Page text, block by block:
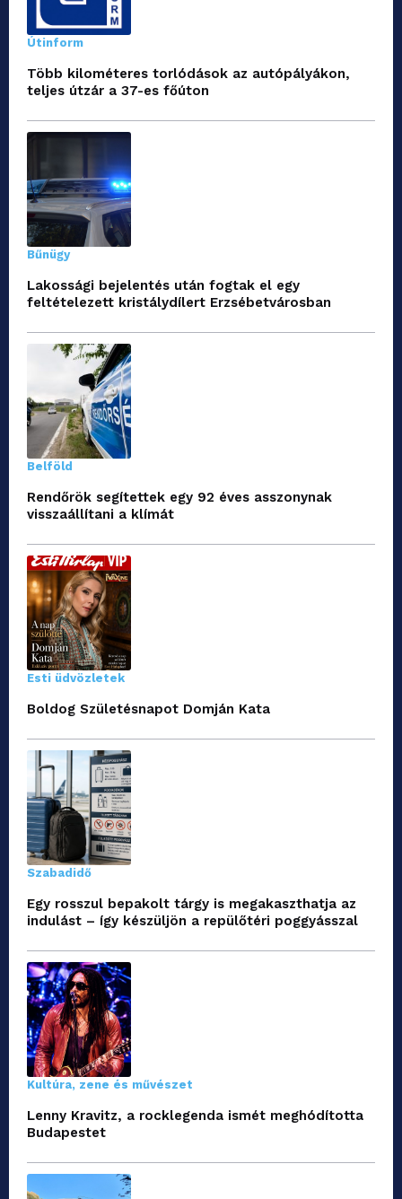
Útinform
Több kilométeres torlódások az autópályákon,
teljes útzár a 37-es főúton
Bűnügy
Lakossági bejelentés után fogtak el egy
feltételezett kristálydílert Erzsébetvárosban
Belföld
Rendőrök segítettek egy 92 éves asszonynak
visszaállítani a klímát
Esti üdvözletek
Boldog Születésnapot Domján Kata
Szabadidő
Egy rosszul bepakolt tárgy is megakaszthatja az
indulást – így készüljön a repülőtéri poggyásszal
Kultúra, zene és művészet
Lenny Kravitz, a rocklegenda ismét meghódította
Budapestet